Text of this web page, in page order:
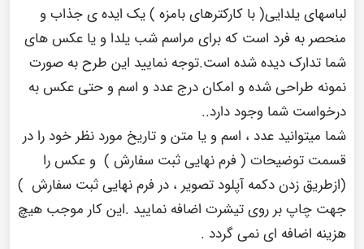
لباسهای یلدایی( با کارکترهای بامزه ) یک ایده ی جذاب و
منحصر به فرد است که برای مراسم شب یلدا و یا عکس های
شما تدارک دیده شده است.توجه نمایید این طرح به صورت
نمونه طراحی شده و امکان درج عدد و اسم و حتی عکس به
درخواست شما وجود دارد..
شما میتوانید عدد ، اسم و یا متن و تاریخ مورد نظر خود را در
قسمت توضیحات ( فرم نهایی ثبت سفارش ) و عکس را
(ازطریق زدن دکمه آپلود تصویر ، در فرم نهایی ثبت سفارش )
جهت چاپ بر روی تیشرت اضافه نمایید .این کار موجب هیچ
هزینه اضافه ای نمی گردد .